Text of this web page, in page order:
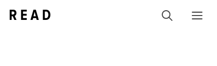
Inhalt